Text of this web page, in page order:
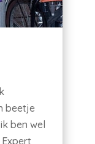
beetje
ben wel